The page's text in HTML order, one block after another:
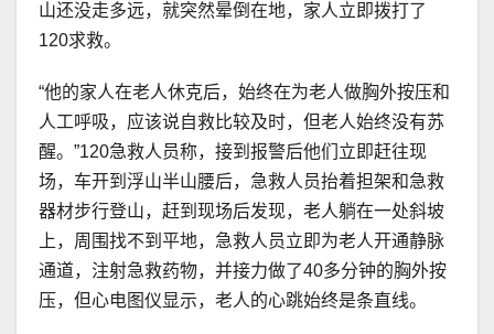
山还没走多远，就突然晕倒在地，家人立即拨打了
120求救。
“他的家人在老人休克后，始终在为老人做胸外按压和
人工呼吸，应该说自救比较及时，但老人始终没有苏
醒。”120急救人员称，接到报警后他们立即赶往现
场，车开到浮山半山腰后，急救人员抬着担架和急救
器材步行登山，赶到现场后发现，老人躺在一处斜坡
上，周围找不到平地，急救人员立即为老人开通静脉
通道，注射急救药物，并接力做了40多分钟的胸外按
压，但心电图仪显示，老人的心跳始终是条直线。